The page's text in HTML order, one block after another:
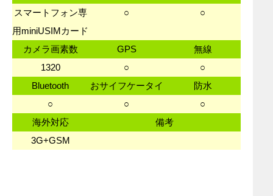
スマートフォン専
用miniUSIMカード
○ ○
カメラ画素数 GPS
無線
1320
○
○
Bluetooth
おサイフケータイ
防水
○
○
○
海外対応
備考
3G+GSM